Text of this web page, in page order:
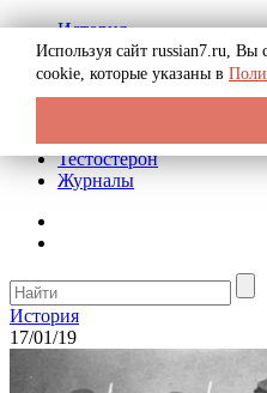
История
Биография
Криминал
Реклама на сайте
Тестостерон
Журналы
История
17/01/19
Используя сайт russian7.ru, Вы
cookie, которые указаны в